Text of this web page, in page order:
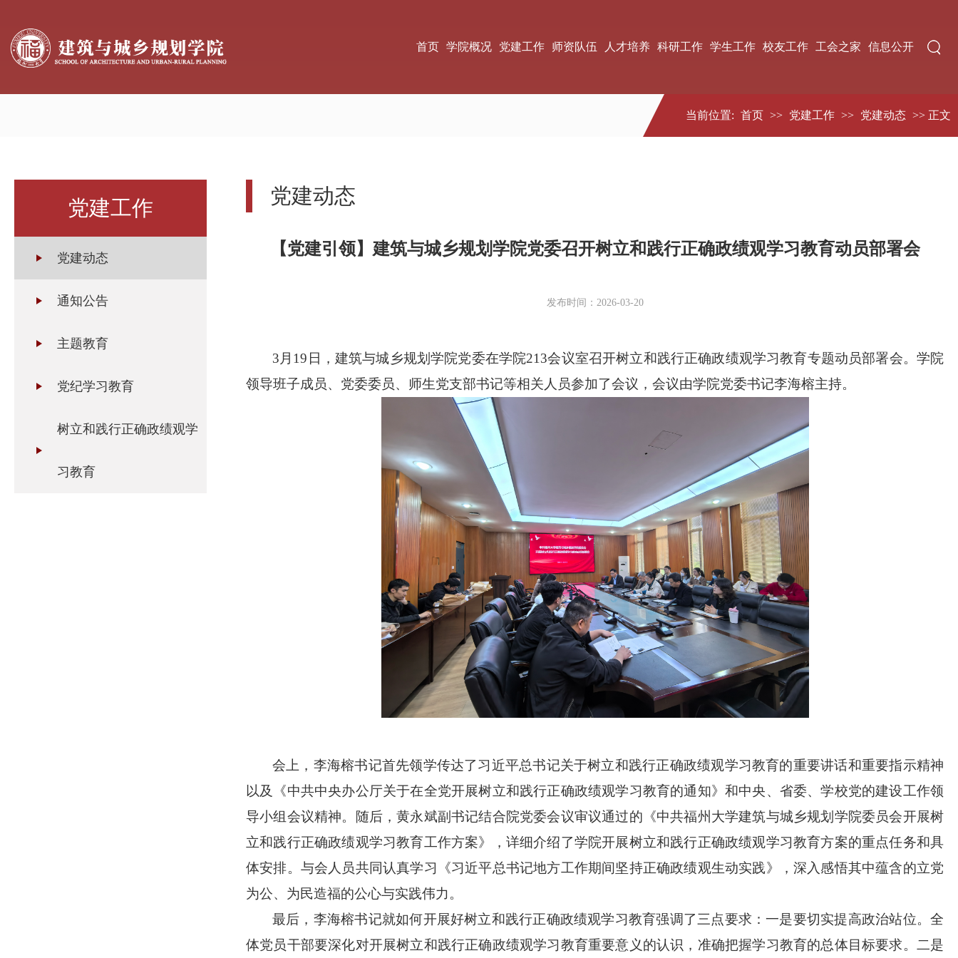
首页 学院概况 党建工作 师资队伍 人才培养 科研工作 学生工作 校友工作 工会之家 信息公开
当前位置: 首页 >> 党建工作 >> 党建动态 >> 正文
党建工作
党建动态
通知公告
主题教育
党纪学习教育
树立和践行正确政绩观学
习教育
党建动态
【党建引领】建筑与城乡规划学院党委召开树立和践行正确政绩观学习教育动员部署会
发布时间：2026-03-20
3 月 19 日，建筑与城乡规划学院党委在学院213会议室召开树立和践行正确政绩观学习教育专题动员部署会。学院
领导班子成员、党委委员、师生党支部书记等相关人员参加了会议，会议由学院党委书记李海榕主持。
会上，李海榕书记首先领学传达了习近平总书记关于树立和践行正确政绩观学习教育的重要讲话和重要指示精神
以及《中共中央办公厅关于在全党开展树立和践行正确政绩观学习教育的通知》和中央、省委、学校党的建设工作领
导小组会议精神。随后，黄永斌副书记结合院党委会议审议通过的《中共福州大学建筑与城乡规划学院委员会开展树
立和践行正确政绩观学习教育工作方案》，详细介绍了学院开展树立和践行正确政绩观学习教育方案的重点任务和具
体安排。与会人员共同认真学习《习近平总书记地方工作期间坚持正确政绩观生动实践》，深入感悟其中蕴含的立党
为公、为民造福的公心与实践伟力。
最后，李海榕书记就如何开展好树立和践行正确政绩观学习教育强调了三点要求：一是要切实提高政治站位。全
体党员干部要深化对开展树立和践行正确政绩观学习教育重要意义的认识，准确把握学习教育的总体目标要求。二是